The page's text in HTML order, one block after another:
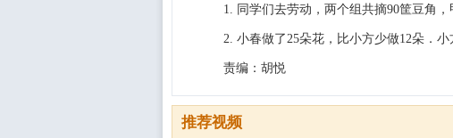
1. 同学们去劳动，两个组共摘90筐豆角
2. 小春做了25朵花，比小方少做12朵．
责编：胡悦
推荐视频